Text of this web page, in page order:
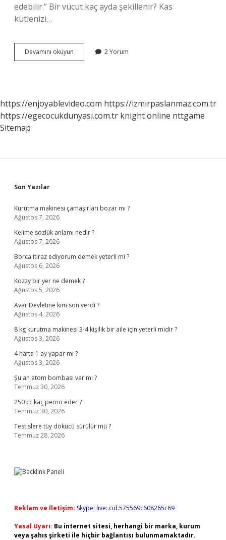
edebilir.” Bir vücut kaç ayda şekillenir? Kas
kütlenizi…
Devamını okuyun
Ayda
2 Yorum
https://enjoyablevideo.com https://izmirpaslanmaz.com.tr
https://egecocukdunyasi.com.tr knight online nttgame
Sitemap
Sidebar
Son Yazılar
Kurutma makinesi çamaşırları bozar mı ?
Ağustos 7, 2026
Kelime sözlük anlamı nedir ?
Ağustos 7, 2026
Borca itiraz ediyorum demek yeterli mi ?
Ağustos 6, 2026
Kozzy bir yer ne demek ?
Ağustos 5, 2026
Avar Devletine kim son verdi ?
Ağustos 4, 2026
8 kg kurutma makinesi 3-4 kişilik bir aile için yeterli midir ?
Ağustos 3, 2026
4 hafta 1 ay yapar mı ?
Ağustos 3, 2026
Şu an atom bombası var mı ?
Temmuz 30, 2026
250 cc kaç perno eder ?
Temmuz 30, 2026
Testislere tüy dökücü sürülür mü ?
Temmuz 28, 2026
Reklam ve İletişim: Skype: live:.cid.575569c608265c69
Yasal Uyarı: Bu internet sitesi, herhangi bir marka, kurum
veya şahıs şirketi ile hiçbir bağlantısı bulunmamaktadır.